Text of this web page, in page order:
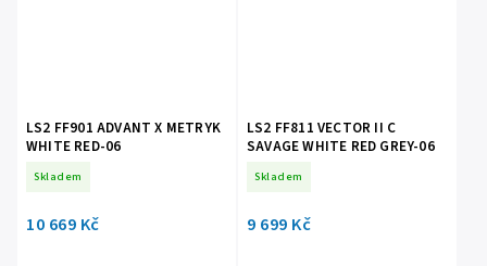
LS2 FF901 ADVANT X METRYK
WHITE RED-06
Skladem
10 669 Kč
LS2 FF811 VECTOR II C
SAVAGE WHITE RED GREY-06
Skladem
9 699 Kč